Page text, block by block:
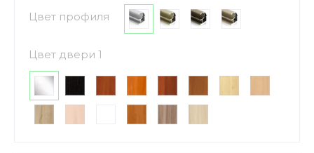
Цвет профиля
Цвет двери 1